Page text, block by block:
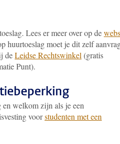
Lees er meer over op de
huurtoeslag moet je dit zelf
deLeidse Rechtswinkel (gratis
Punt).
welkom zijn als je een
voorstudenten met een